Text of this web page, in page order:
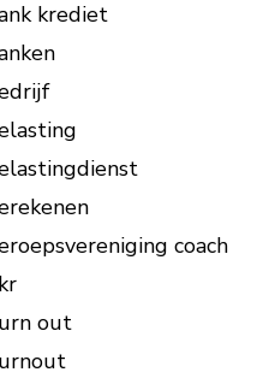
krediet
coach
out